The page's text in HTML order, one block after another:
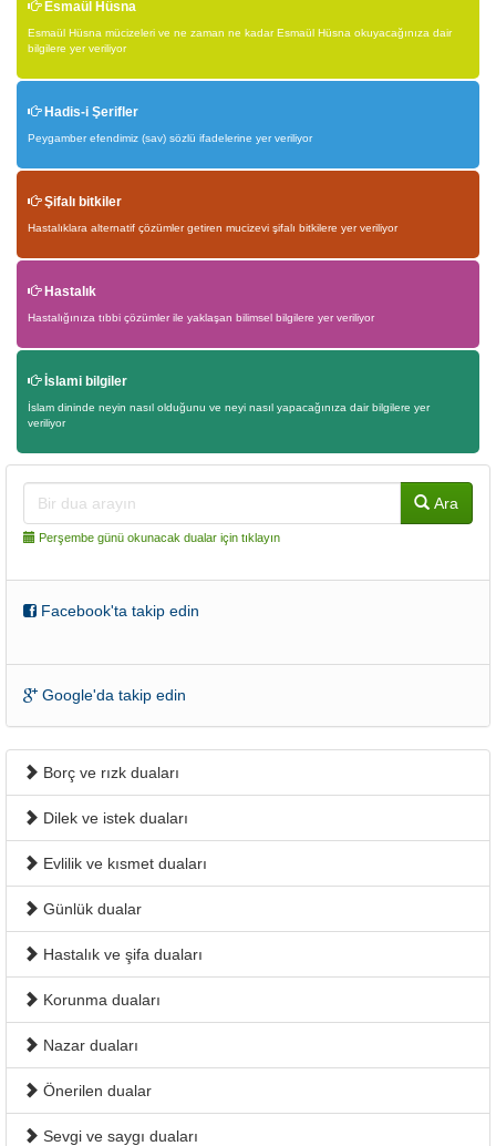
Esmaül Hüsna
Esmaül Hüsna mücizeleri ve ne zaman ne kadar Esmaül Hüsna okuyacağınıza dair
bilgilere yer veriliyor
Hadis-i Şerifler
Peygamber efendimiz (sav) sözlü ifadelerine yer veriliyor
Şifalı bitkiler
Hastalıklara alternatif çözümler getiren mucizevi şifalı bitkilere yer veriliyor
Hastalık
Hastalığınıza tıbbi çözümler ile yaklaşan bilimsel bilgilere yer veriliyor
İslami bilgiler
İslam dininde neyin nasıl olduğunu ve neyi nasıl yapacağınıza dair bilgilere yer
veriliyor
Ara
Perşembe günü okunacak dualar için tıklayın
Facebook'ta takip edin
Google'da takip edin
Borç ve rızk duaları
Dilek ve istek duaları
Evlilik ve kısmet duaları
Günlük dualar
Hastalık ve şifa duaları
Korunma duaları
Nazar duaları
Önerilen dualar
Sevgi ve saygı duaları